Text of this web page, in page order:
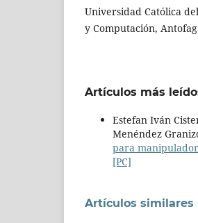
Universidad Católica
y Computación,
Artículos más
Estefan Iván
Menéndez
para
[PC]
Artículos similares